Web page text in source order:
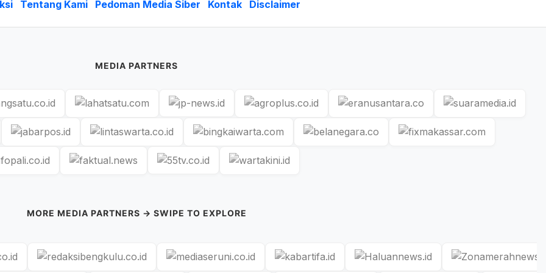
Tentang Kami Pedoman Media Siber Kontak Disclaimer
MEDIA PARTNERS
MORE MEDIA PARTNERS → SWIPE TO EXPLORE